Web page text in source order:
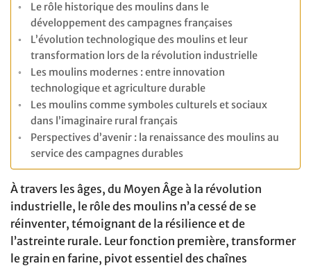
Le rôle historique des moulins dans le
développement des campagnes françaises
L’évolution technologique des moulins et leur
transformation lors de la révolution industrielle
Les moulins modernes : entre innovation
technologique et agriculture durable
Les moulins comme symboles culturels et sociaux
dans l’imaginaire rural français
Perspectives d’avenir : la renaissance des moulins au
service des campagnes durables
À travers les âges, du Moyen Âge à la révolution
industrielle, le rôle des moulins n’a cessé de se
réinventer, témoignant de la résilience et de
l’astreinte rurale. Leur fonction première, transformer
le grain en farine, pivot essentiel des chaînes